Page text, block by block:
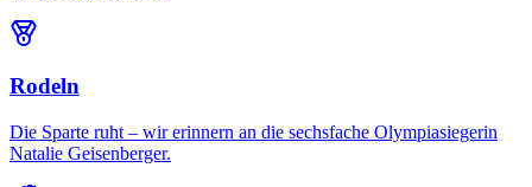
Rodeln
Die Sparte ruht – wir erinnern an die sechsfache Olympiasiegerin
Natalie Geisenberger.